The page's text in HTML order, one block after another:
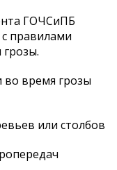
ГОЧСиПБ
правилами
во время грозы
или столбов